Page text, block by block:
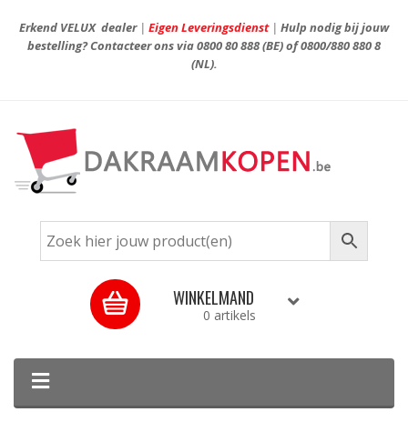
Erkend VELUX dealer| Eigen Leveringsdienst| Hulp nodig bij jouw
bestelling? Contacteer ons via0800 80 888(BE) of0800/880 880 8
(NL).
WINKELMAND
0 artikels